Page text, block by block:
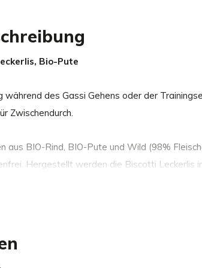
Bio-Pute
während des Gassi Gehens oder der
Zwischendurch.
aus BIO-Rind, BIO-Pute und Wild (98%
Hergestellt werden die Biscotti Leckerlis
mit ausschließlich natürlichen